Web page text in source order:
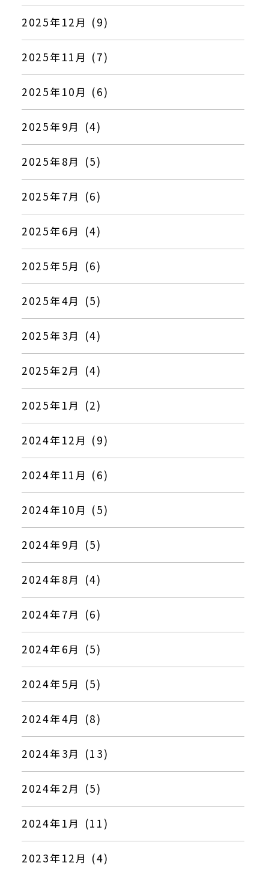
2025年12月 (9)
2025年11月 (7)
2025年10月 (6)
2025年9月 (4)
2025年8月 (5)
2025年7月 (6)
2025年6月 (4)
2025年5月 (6)
2025年4月 (5)
2025年3月 (4)
2025年2月 (4)
2025年1月 (2)
2024年12月 (9)
2024年11月 (6)
2024年10月 (5)
2024年9月 (5)
2024年8月 (4)
2024年7月 (6)
2024年6月 (5)
2024年5月 (5)
2024年4月 (8)
2024年3月 (13)
2024年2月 (5)
2024年1月 (11)
2023年12月 (4)